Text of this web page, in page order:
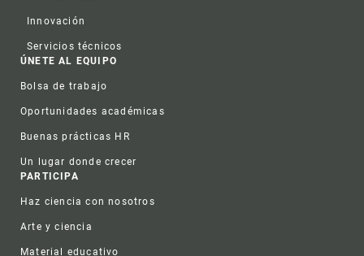
Innovación
Servicios técnicos
ÚNETE AL EQUIPO
Bolsa de trabajo
Oportunidades académicas
Buenas prácticas HR
Un lugar donde crecer
PARTICIPA
Haz ciencia con nosotros
Arte y ciencia
Material educativo